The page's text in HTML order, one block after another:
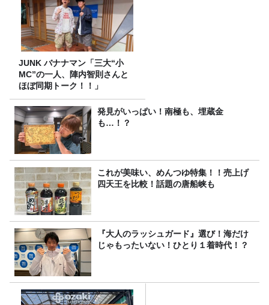
JUNK バナナマン「三大“小
MC”の一人、陣内智則さんと
ほぼ同期トーク！！」
発見がいっぱい！南極も、埋蔵金
も…！？
これが美味い、めんつゆ特集！！売上げ
四天王を比較！話題の唐船峡も
『大人のラッシュガード』選び！海だけ
じゃもったいない！ひとり１着時代！？